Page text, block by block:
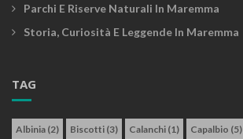
Parchi E Riserve Naturali In Maremma
Storia, Curiosità E Leggende In Maremma
TAG
Albinia (2) Biscotti (3) Calanchi (1) Capalbio (5)